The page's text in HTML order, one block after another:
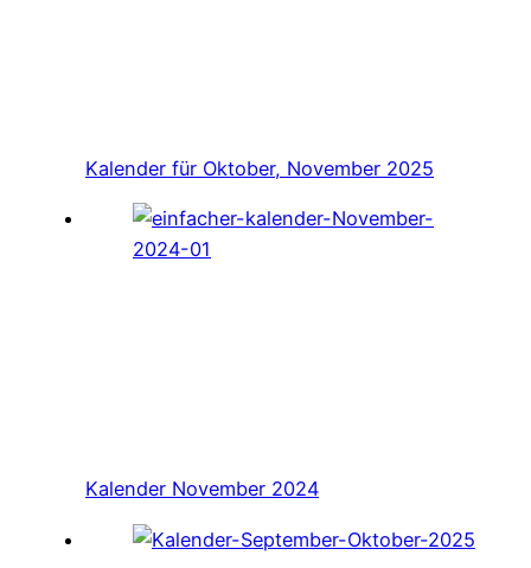
Kalender für Oktober, November 2025
Kalender November 2024